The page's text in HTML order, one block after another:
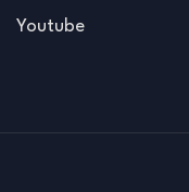
Youtube